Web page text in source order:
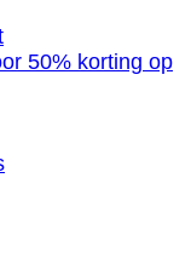
50% korting op